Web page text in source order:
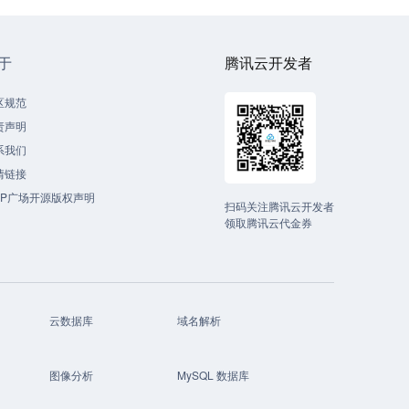
规范
声明
我们
链接
广场开源版权声明
腾讯云开发者
扫码关注腾讯云开发者
领取腾讯云代金券
云数据库 域名解析
图像分析 MySQL 数据库